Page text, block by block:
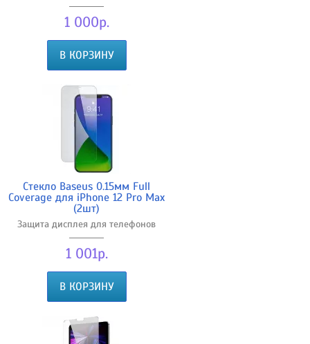
1 000р.
В КОРЗИНУ
Стекло Baseus 0.15мм Full
Coverage для iPhone 12 Pro Max
(2шт)
Защита дисплея для телефонов
1 001р.
В КОРЗИНУ